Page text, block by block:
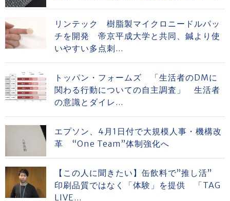
リンテック 樹脂製マイクロニードルパッ
チを開発 帝京平成大学と共同、鍼より使
いやすい多点刺...
トッパン・フォームズ 「生活者のDMに
関わる行動についての自主調査」 生活者
の意識とダイレ...
エプソン、4月1日付で大規模人事・機構改
革 “One Team”体制強化へ
【この人に聞きたい】缶飲料で”推し活”
印刷品質ではなく「体験」を提供 「TAG
LIVE...